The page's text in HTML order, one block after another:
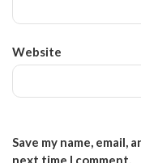
Website
Save my name,
next time I comment.